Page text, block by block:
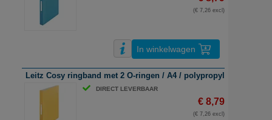
(€ 7,26 excl)
In winkelwagen
Leitz Cosy ringband met 2 O-ringen / A4 / polypropyleen / warm
DIRECT LEVERBAAR
€ 8,79
(€ 7,26 excl)